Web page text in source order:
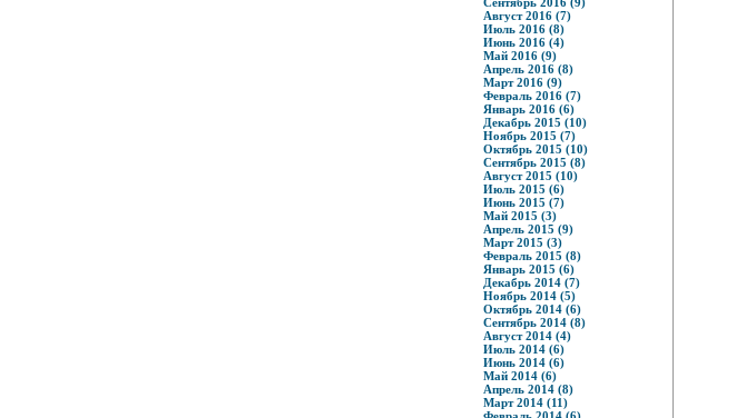
Август 2016 (7)
Июль 2016 (8)
Июнь 2016 (4)
Май 2016 (9)
Апрель 2016 (8)
Март 2016 (9)
Февраль 2016 (7)
Январь 2016 (6)
Декабрь 2015 (10)
Ноябрь 2015 (7)
Октябрь 2015 (10)
Сентябрь 2015 (8)
Август 2015 (10)
Июль 2015 (6)
Июнь 2015 (7)
Май 2015 (3)
Апрель 2015 (9)
Март 2015 (3)
Февраль 2015 (8)
Январь 2015 (6)
Декабрь 2014 (7)
Ноябрь 2014 (5)
Октябрь 2014 (6)
Сентябрь 2014 (8)
Август 2014 (4)
Июль 2014 (6)
Июнь 2014 (6)
Май 2014 (6)
Апрель 2014 (8)
Март 2014 (11)